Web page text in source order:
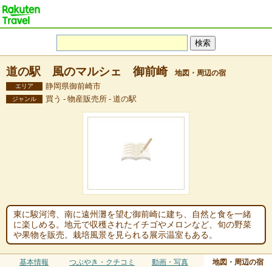
道の駅 風のマルシェ 御前崎 地図・周辺の宿
エリア 静岡県御前崎市
ジャンル 買う - 物産販売所 - 道の駅
東に駿河湾、南に遠州灘を望む御前崎に建ち、自然と食を一緒
に楽しめる。地元で収穫されたイチゴやメロンなど、旬の野菜
や果物を販売。栽培風景を見られる展示温室もある。
基本情報 つぶやき・クチコミ 動画・写真 地図・周辺の宿